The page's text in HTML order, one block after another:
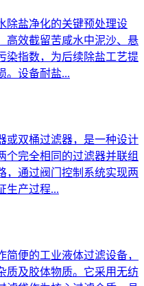
除盐净化的关键预处理设
高效截留苦咸水中泥沙、悬
染指数，为后续除盐工艺提
。设备耐盐...
或双桶过滤器，是一种设计
个完全相同的过滤器并联组
，通过阀门控制系统实现两
生产过程...
便的工业液体过滤设备，
质及胶体物质。它采用无纺